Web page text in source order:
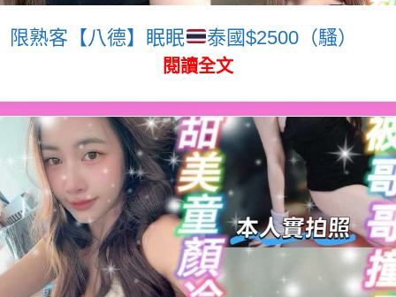
限熟客【八德】眠眠 泰國$2500（騷）
閱讀全文